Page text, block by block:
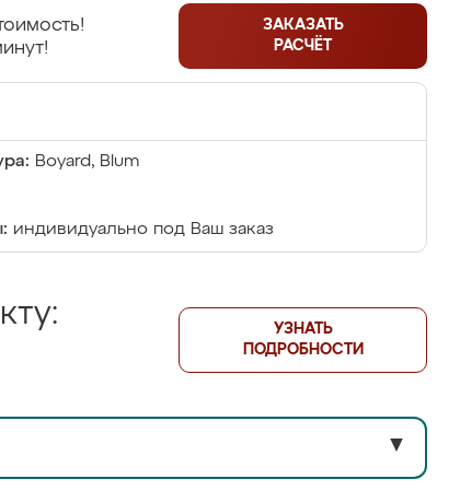
ЗАКАЗАТЬ
РАСЧЁТ
Boyard, Blum
индивидуально под Ваш заказ
УЗНАТЬ
ПОДРОБНОСТИ
▼